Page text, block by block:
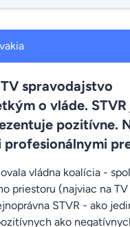
spravodajstvo
o vláde. STVR
pozitívne.
profesionálnymi
vládna koalícia -
priestoru (najviac na TV
STVR - ako
ako